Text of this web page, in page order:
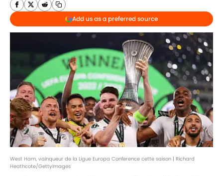
Add us as a preferred source
West Ham, vainqueur de la Ligue Europa Conference cette saison | Richard
Heathcote/GettyImages